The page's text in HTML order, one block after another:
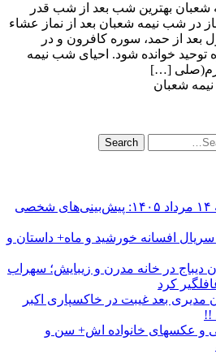
شعبان بهترین شب بعد از شب قدر
در شب نیمه شعبان بعد از نماز عشاء
از حمد، سوره کافرون و در
خوانده شود. احیای شب نیمه
[…]
شعبان
فال روزانه چهارشنبه ۱۴ مرداد ۱۴۰۵: پیش‌بینی‌های شخصی
افسانه خورشید و ماه+ داستان و
در خانه مدرن و زیبایش؛ سهراب
کرد
مدیری بعد غیبت در خاکسپاری اکبر
!!
و عکسهای خانواده اش+ سن و